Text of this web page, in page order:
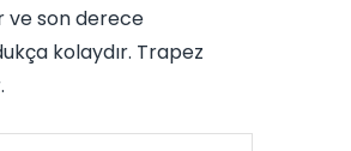
ve son derece
kolaydır. Trapez